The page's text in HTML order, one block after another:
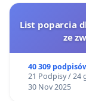
List poparcia
ze
40 309
21 Podpisy / 24
30 Nov 2025